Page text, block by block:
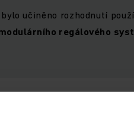
učiněno rozhodnutí
regálového